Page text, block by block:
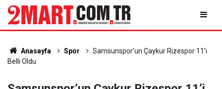
Anasayfa Spor
Samsunspor’un Çaykur Rizespor 11’i
Belli Oldu